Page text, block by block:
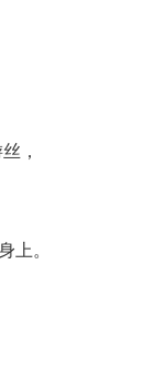
，
上。